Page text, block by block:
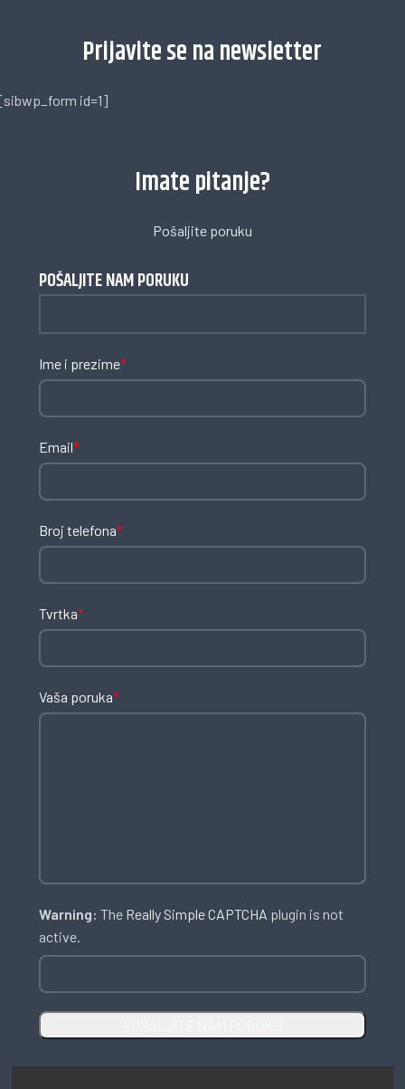
Prijavite se na newsletter
id=1]
Imate pitanje?
Pošaljite poruku
POŠALJITE NAM PORUKU
Ime i prezime*
Email*
Broj telefona*
Tvrtka*
Vaša poruka*
Warning: The Really Simple CAPTCHA plugin is not
active.